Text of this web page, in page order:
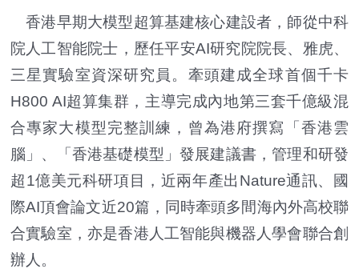
香港早期大模型超算基建核心建設者，師從中科
院人工智能院士，歷任平安AI研究院院長、雅虎、
三星實驗室資深研究員。牽頭建成全球首個千卡
H800 AI超算集群，主導完成內地第三套千億級混
合專家大模型完整訓練，曾為港府撰寫「香港雲
腦」、「香港基礎模型」發展建議書，管理和研發
超1億美元科研項目，近兩年產出Nature通訊、國
際AI頂會論文近20篇，同時牽頭多間海內外高校聯
合實驗室，亦是香港人工智能與機器人學會聯合創
辦人。